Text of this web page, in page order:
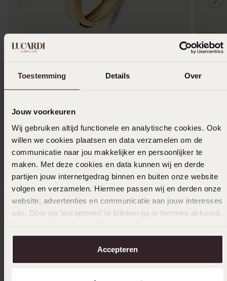
Toestemming Details Over
Jouw voorkeuren
Wij gebruiken altijd functionele en analytische cookies. Ook
willen we cookies plaatsen en data verzamelen om de
communicatie naar jou makkelijker en persoonlijker te
maken. Met deze cookies en data kunnen wij en derde
partijen jouw internetgedrag binnen en buiten onze website
volgen en verzamelen. Hiermee passen wij en derden onze
website, advertenties en communicatie aan jouw interesses
aan. Door op ‘accepteren’ te klikken ga je hiermee akkoord.
over in onscookiebeleid.
Accepteren
27999
Glied
3=2
Andere kauften auch